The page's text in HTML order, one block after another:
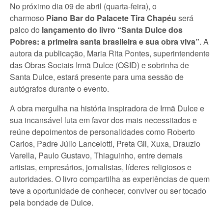
No próximo dia 09 de abril (quarta-feira), o
charmoso Piano Bar do Palacete Tira Chapéu será
palco do lançamento do livro “Santa Dulce dos
Pobres: a primeira santa brasileira e sua obra viva”. A
autora da publicação, Maria Rita Pontes, superintendente
das Obras Sociais Irmã Dulce (OSID) e sobrinha de
Santa Dulce, estará presente para uma sessão de
autógrafos durante o evento.
A obra mergulha na história inspiradora de Irmã Dulce e
sua incansável luta em favor dos mais necessitados e
reúne depoimentos de personalidades como Roberto
Carlos, Padre Júlio Lancelotti, Preta Gil, Xuxa, Drauzio
Varella, Paulo Gustavo, Thiaguinho, entre demais
artistas, empresários, jornalistas, líderes religiosos e
autoridades. O livro compartilha as experiências de quem
teve a oportunidade de conhecer, conviver ou ser tocado
pela bondade de Dulce.